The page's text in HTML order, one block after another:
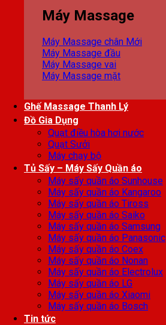
Máy Massage
Máy Massage chân
Máy Massage đầu
Máy Massage vai
Máy Massage mặt
Ghế Massage Thanh Lý
Đồ Gia Dụng
Quạt điều hòa hơi nước
Quạt Sưởi
Máy chạy bộ
Tủ Sấy – Máy Sấy Quần áo
Máy sấy quần áo Sunhouse
Máy sấy quần áo Kangaroo
Máy sấy quần áo Tiross
Máy sấy quần áo Saiko
Máy sấy quần áo Samsung
Máy sấy quần áo Panasonic
Máy sấy quần áo Coex
Máy sấy quần áo Nonan
Máy sấy quần áo Electrolux
Máy sấy quần áo LG
Máy sấy quần áo Xiaomi
Máy sấy quần áo Bosch
Tin tức